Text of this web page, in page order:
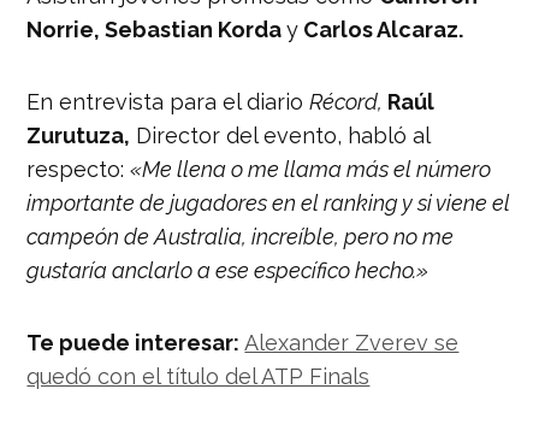
Norrie, Sebastian Korday Carlos Alcaraz.
En entrevista para el diarioRécord, Raúl
Zurutuza, Director del evento, habló al
respecto:«Me llena o me llama más el número
importante de jugadores en el ranking y si viene el
campeón de Australia, increíble, pero no me
gustaría anclarlo a ese específico hecho.»
Te puede interesar:Alexander Zverev se
quedó con el título del ATP Finals